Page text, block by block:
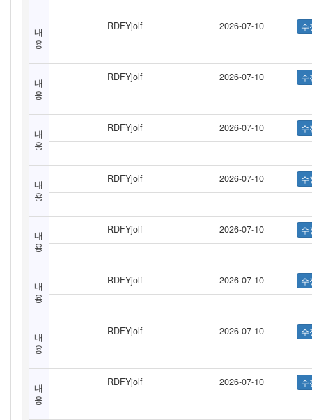
내
용
RDFYjolf 2026-07-10
내
용
RDFYjolf 2026-07-10
내
용
RDFYjolf 2026-07-10
내
용
RDFYjolf 2026-07-10
내
용
RDFYjolf 2026-07-10
내
용
RDFYjolf 2026-07-10
내
용
RDFYjolf 2026-07-10
내
용
RDFYjolf 2026-07-10